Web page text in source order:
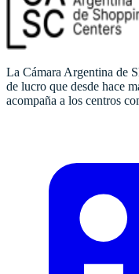
La Cámara Argentina de
de lucro que desde hace
acompaña a los centros